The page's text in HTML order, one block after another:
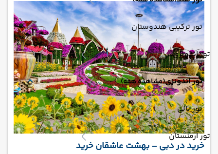
تور ترکیبی هندوستان
تور اندونزی
تور اندونزی(مشاهده همه)
تور بالی
تور ارمنستان
خرید در دبی – بهشت عاشقان خرید